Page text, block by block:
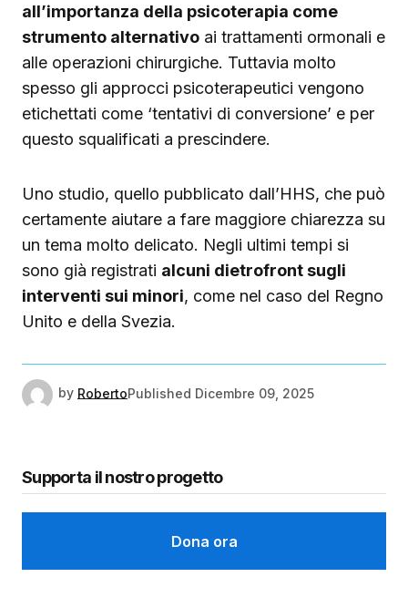
all’importanza della psicoterapia come
strumento alternativo ai trattamenti ormonali e
alle operazioni chirurgiche. Tuttavia molto
spesso gli approcci psicoterapeutici vengono
etichettati come ‘tentativi di conversione’ e per
questo squalificati a prescindere.
Uno studio, quello pubblicato dall’HHS, che può
certamente aiutare a fare maggiore chiarezza su
un tema molto delicato. Negli ultimi tempi si
sono già registrati alcuni dietrofront sugli
interventi sui minori, come nel caso del Regno
Unito e della Svezia.
by RobertoPublished Dicembre 09, 2025
Supporta il nostro progetto
Dona ora